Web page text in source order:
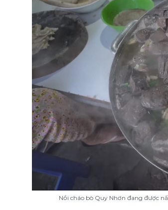
Nồi cháo bò Quy Nhơn đang được